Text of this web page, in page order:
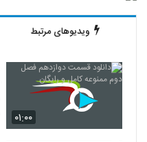
ویدیوهای مرتبط
۰۱:۰۰